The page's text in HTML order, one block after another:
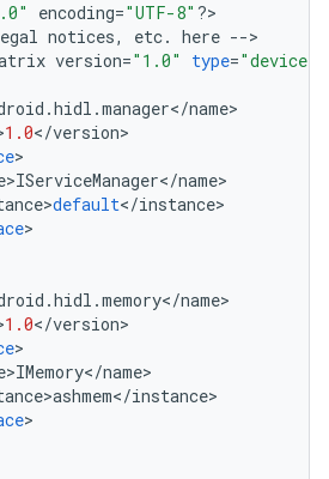
encoding="UTF-8" ?>
notices, etc. here -->
version="1.0" type="device"
.hidl .manager</name>
1.0</version>
>
>IServiceManager</name>
>default</instance>
>
.hidl .memory</name>
1.0</version>
>
>IMemory</name>
>ashmem</instance>
>